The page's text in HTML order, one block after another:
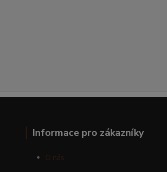
Informace pro zákazníky
O nás